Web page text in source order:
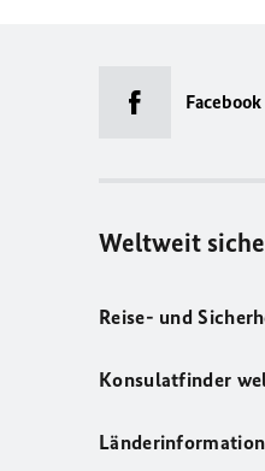
Facebook
Weltweit
Reise- und
Konsulatfinder